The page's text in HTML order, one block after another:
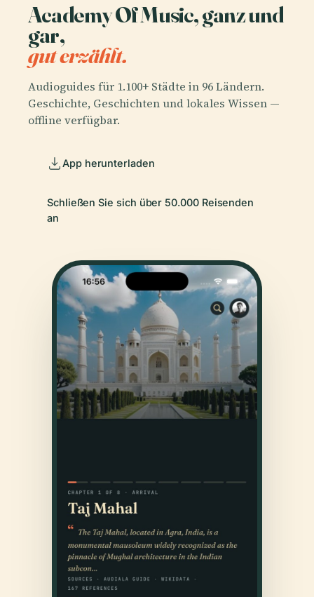
Academy Of Music, ganz und
gar,
gut erzählt.
Audioguides für 1.100+ Städte in 96 Ländern.
Geschichte, Geschichten und lokales Wissen —
offline verfügbar.
App herunterladen
Schließen Sie sich über 50.000 Reisenden
an